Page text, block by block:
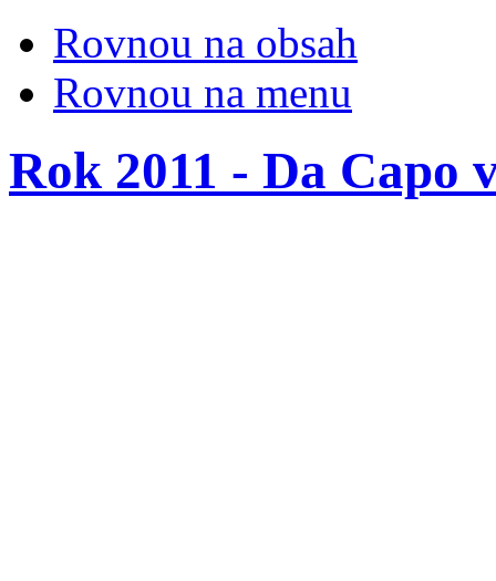
Rovnou na obsah
Rovnou na menu
Rok 2011 - Da Capo